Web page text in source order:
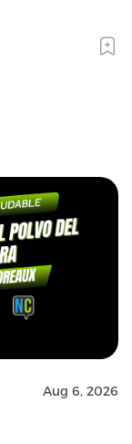
Aug 6, 2026